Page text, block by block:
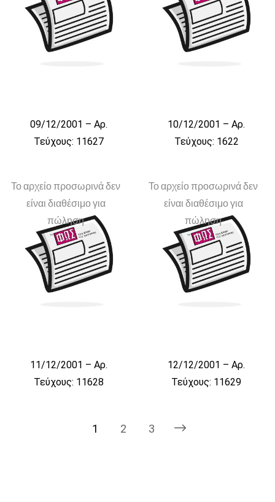
09/12/2001 – Αρ.
Τεύχους: 11627
10/12/2001 – Αρ.
Τεύχους: 1622
Το αρχείο προσωρινά δεν
είναι διαθέσιμο για
πώληση
11/12/2001 – Αρ.
Τεύχους: 11628
Το αρχείο προσωρινά δεν
είναι διαθέσιμο για
πώληση
12/12/2001 – Αρ.
Τεύχους: 11629
1 2 3